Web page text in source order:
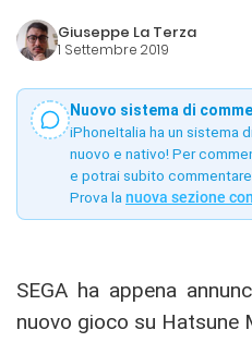
Giuseppe La Terza
1 Settembre 2019
Nuovo sistema di
iPhoneItalia ha un sistema
nuovo e nativo! Per
e potrai subito commentare.
Prova la nuova sezione
SEGA ha appena
nuovo gioco su Hatsune